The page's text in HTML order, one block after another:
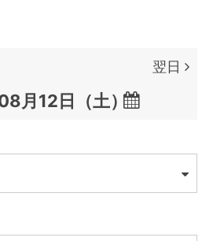

翌日